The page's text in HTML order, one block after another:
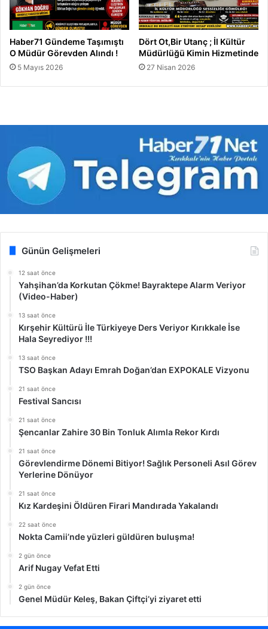
Haber71 Gündeme Taşımıştı
O Müdür Görevden Alındı !
5 Mayıs 2026
Dört Ot,Bir Utanç ; İl Kültür
Müdürlüğü Kimin Hizmetinde
27 Nisan 2026
Günün Gelişmeleri
12 saat önce
Yahşihan’da Korkutan Çökme! Bayraktepe Alarm Veriyor
(Video-Haber)
13 saat önce
Kırşehir Kültürü İle Türkiyeye Ders Veriyor Kırıkkale İse
Hala Seyrediyor !!!
13 saat önce
TSO Başkan Adayı Emrah Doğan’dan EXPOKALE Vizyonu
21 saat önce
Festival Sancısı
21 saat önce
Şencanlar Zahire 30 Bin Tonluk Alımla Rekor Kırdı
21 saat önce
Görevlendirme Dönemi Bitiyor! Sağlık Personeli Asıl Görev
Yerlerine Dönüyor
21 saat önce
Kız Kardeşini Öldüren Firari Mandırada Yakalandı
22 saat önce
Nokta Camii’nde yüzleri güldüren buluşma!
2 gün önce
Arif Nugay Vefat Etti
2 gün önce
Genel Müdür Keleş, Bakan Çiftçi’yi ziyaret etti